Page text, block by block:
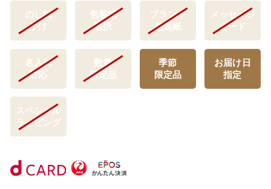
のし紙
かけ
包装紙
選択
ブランド
包装紙
メッセージ
カード
名入れ
対応
数量
限定品
季節
限定品
お届け日
指定
スペシャル
ラッピング